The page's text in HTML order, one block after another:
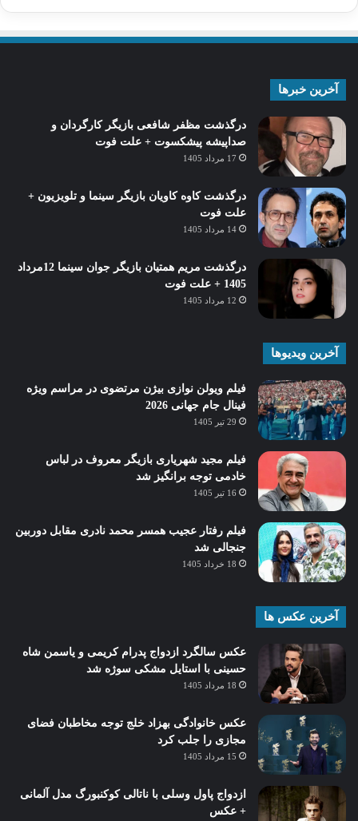
آخرین خبرها
درگذشت مظفر شافعی بازیگر کارگردان و
صداپیشه پیشکسوت + علت فوت
17 مرداد 1405
درگذشت کاوه کاویان بازیگر سینما و تلویزیون +
علت فوت
14 مرداد 1405
درگذشت مریم همتیان بازیگر جوان سینما 12مرداد
1405 + علت فوت
12 مرداد 1405
آخرین ویدیوها
فیلم ویولن نوازی بیژن مرتضوی در مراسم ویژه
فینال جام جهانی 2026
29 تیر 1405
فیلم مجید شهریاری بازیگر معروف در لباس
خادمی توجه برانگیز شد
16 تیر 1405
فیلم رفتار عجیب همسر محمد نادری مقابل دوربین
جنجالی شد
18 خرداد 1405
آخرین عکس ها
عکس سالگرد ازدواج پدرام کریمی و یاسمن شاه‌
حسینی با استایل مشکی سوژه شد
18 مرداد 1405
عکس خانوادگی بهزاد خلج توجه مخاطبان فضای
مجازی را جلب کرد
15 مرداد 1405
ازدواج پاول وسلی با ناتالی کوکنبورگ مدل آلمانی
+ عکس